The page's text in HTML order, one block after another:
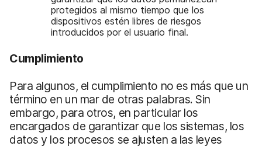
protegidos al mismo tiempo que los
dispositivos estén libres de riesgos
introducidos por el usuario final.
Cumplimiento
Para algunos, el cumplimiento no es más que un
término en un mar de otras palabras. Sin
embargo, para otros, en particular los
encargados de garantizar que los sistemas, los
datos y los procesos se ajusten a las leyes